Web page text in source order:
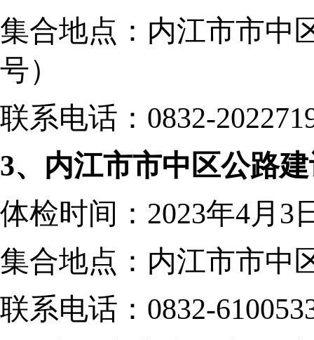
集合地点： 内江市市中
号）
联系电话： 0832-
3、内江市市中区公路
体检时间： 2023年4月3
集合地点：内江市市中
联系电话： 0832-